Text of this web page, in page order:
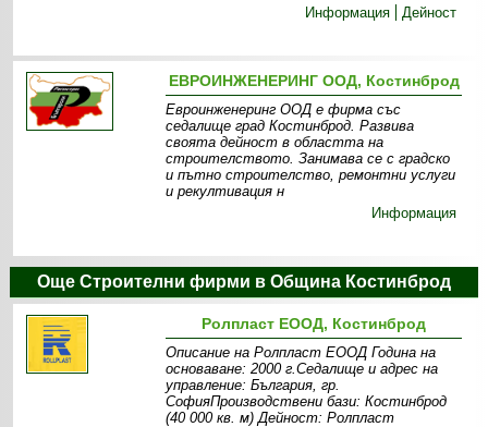
Информация
Дейност
ЕВРОИНЖЕНЕРИНГ ООД, Костинброд
Евроинженеринг ООД е фирма със
седалище град Костинброд. Развива
своята дейност в областта на
строителството. Занимава се с градско
и пътно строителство, ремонтни услуги
и рекултивация н
Информация
Още Строителни фирми в Община Костинброд
Ролпласт ЕООД, Костинброд
Описание на Ролпласт ЕООД Година на
основаване: 2000 г.Седалище и адрес на
управление: България, гр.
СофияПроизводствени бази: Костинброд
(40 000 кв. м) Дейност: Ролпласт